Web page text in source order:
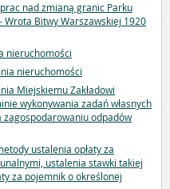
nad zmianą granic Parku
Wrota Bitwy Warszawskiej 1920
nieruchomości
nieruchomości
Miejskiemu Zakładowi
wykonywania zadań własnych
zagospodarowaniu odpadów
ustalenia opłaty za
ustalenia stawki takiej
za pojemnik o określonej